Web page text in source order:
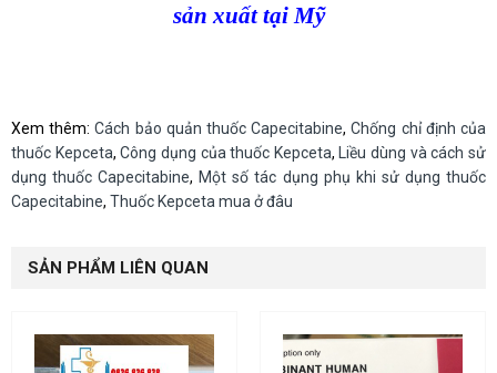
sản xuất tại Mỹ
Xem thêm:Cách bảo quản thuốc Capecitabine,Chống chỉ định của
thuốc Kepceta,Công dụng của thuốc Kepceta,
Liều dùng và cách sử
dụng thuốc Capecitabine, Một số tác dụng phụ khi sử dụng thuốc
Capecitabine, Thuốc Kepceta mua ở đâu
SẢN PHẨM LIÊN QUAN